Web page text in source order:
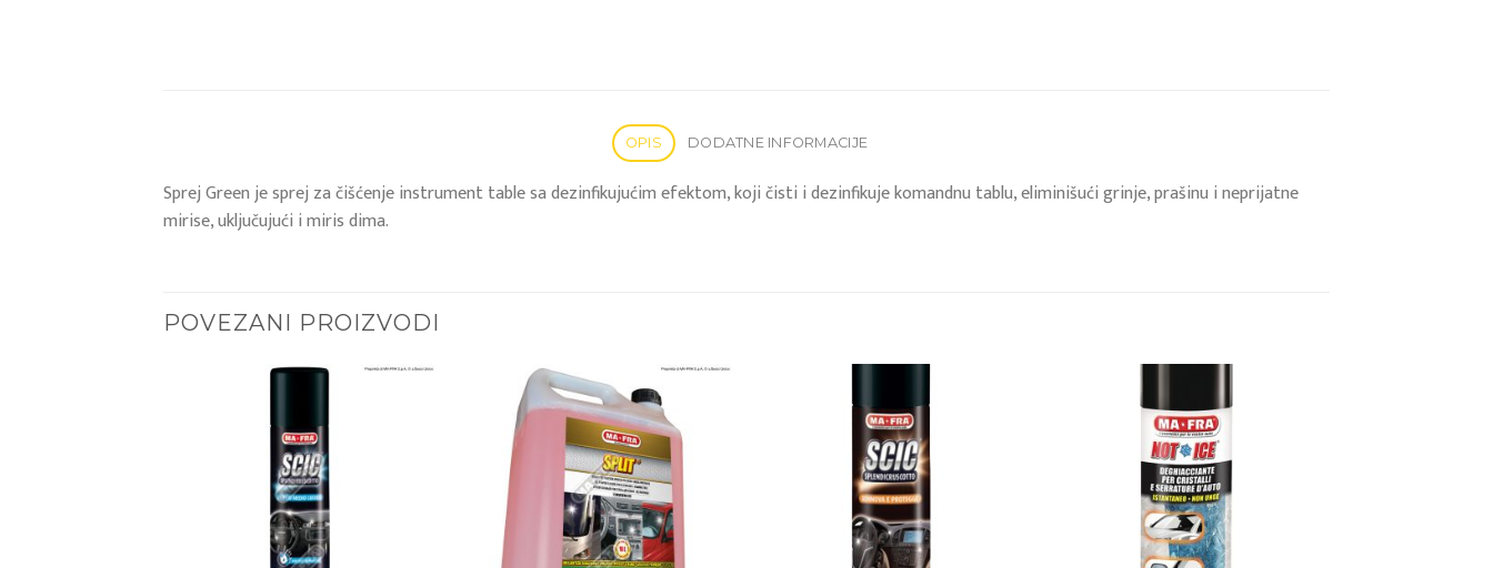
OPIS DODATNE INFORMACIJE
Sprej Green je sprej za čišćenje instrument table sa dezinfikujućim efektom, koji čisti i dezinfikuje komandnu tablu, eliminišući grinje, prašinu i neprijatne
mirise, uključujući i miris dima.
POVEZANI PROIZVODI
Add to
wishlist